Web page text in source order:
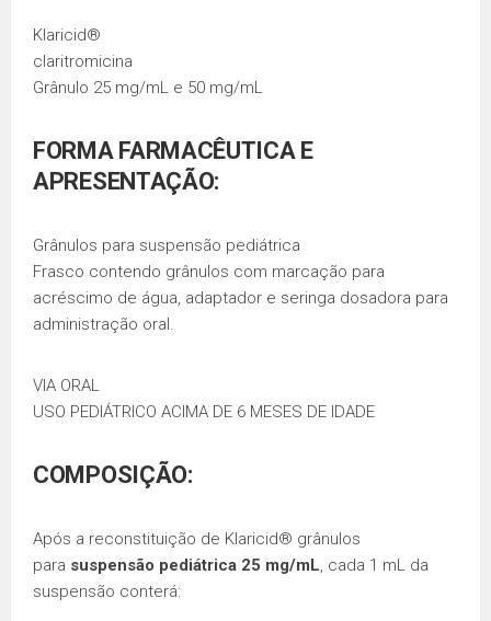
Klaricid®
claritromicina
Grânulo 25 mg/mL e 50 mg/mL
FORMA FARMACÊUTICA E
APRESENTAÇÃO:
Grânulos para suspensão pediátrica
Frasco contendo grânulos com marcação para
acréscimo de água, adaptador e seringa dosadora para
administração oral.
VIA ORAL
USO PEDIÁTRICO ACIMA DE 6 MESES DE IDADE
COMPOSIÇÃO:
Após a reconstituição de Klaricid® grânulos
para suspensão pediátrica 25 mg/mL, cada 1 mL da
suspensão conterá: